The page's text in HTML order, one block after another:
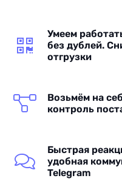
Умеем
без дублей.
отгрузки
Возьмём на
контроль
Быстрая
удобная
Telegram